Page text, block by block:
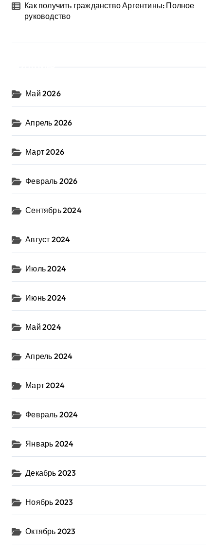
Как получить гражданство Аргентины: Полное
руководство
Май 2026
Апрель 2026
Март 2026
Февраль 2026
Сентябрь 2024
Август 2024
Июль 2024
Июнь 2024
Май 2024
Апрель 2024
Март 2024
Февраль 2024
Январь 2024
Декабрь 2023
Ноябрь 2023
Октябрь 2023